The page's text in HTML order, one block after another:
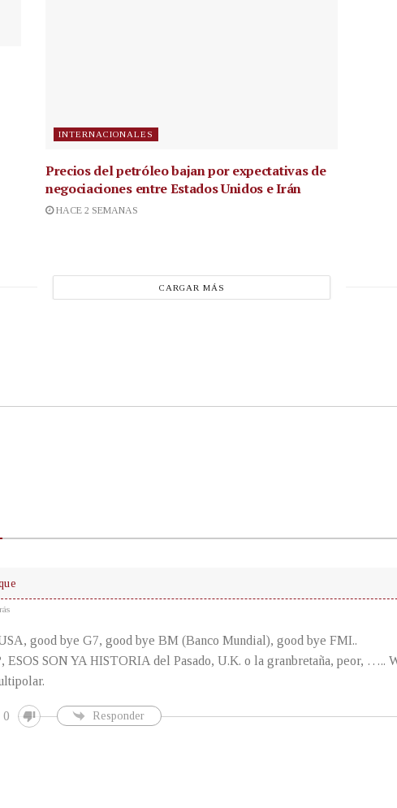
INTERNACIONALES
Precios del petróleo bajan por expectativas de
negociaciones entre Estados Unidos e Irán
HACE 2 SEMANAS
CARGAR MÁS
good bye G7, good bye BM (Banco Mundial), good bye FMI..
ESOS SON YA HISTORIA del Pasado, U.K. o la granbretaña, peor, …..
0 Responder